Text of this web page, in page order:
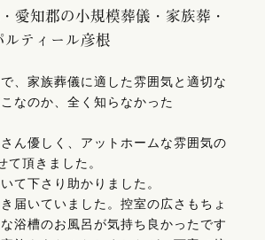
愛知郡の小規模葬儀・家族葬・
ティール彦根
、家族葬儀に適した雰囲気と適切な
なのか、全く知らなかった
ん優しく、アットホームな雰囲気の
て頂きました。
て下さり助かりました。
届いていました。控室の広さもちょ
浴槽のお風呂が気持ち良かったです